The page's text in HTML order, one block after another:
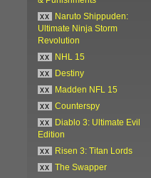
xx
Naruto Shippuden:
Ultimate Ninja Storm
Revolution
xx
NHL 15
xx
Destiny
xx
Madden NFL 15
xx
Counterspy
xx
Diablo 3: Ultimate Evil
Edition
xx
Risen 3: Titan Lords
xx
The Swapper